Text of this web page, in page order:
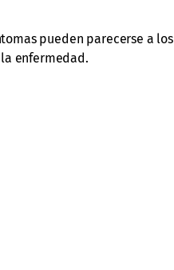
pueden parecerse a
enfermedad.